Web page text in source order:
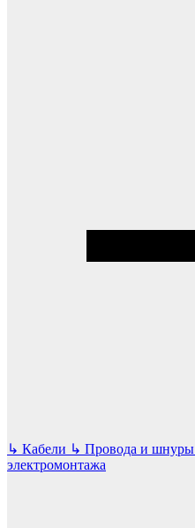
↳ Кабели ↳ Провода и шнуры
электромонтажа